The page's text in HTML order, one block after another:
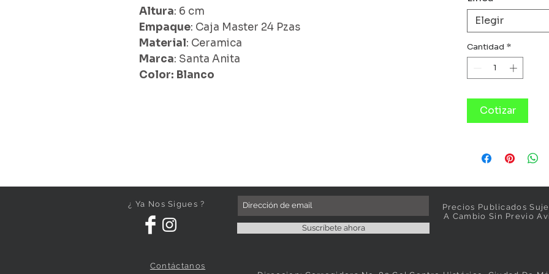
Altura: 6 cm
Empaque: Caja Master 24 Pzas
Material: Ceramica
Marca: Santa Anita
Color: Blanco
Elegir
Cantidad *
Cotizar
¿ Ya Nos Sigues ?
Suscríbete ahora
Precios Publicados
A Cambio Sin Previo
Contáctanos